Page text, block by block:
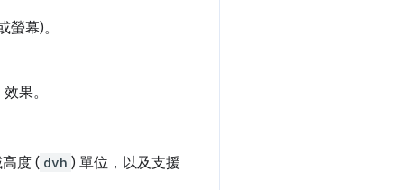
幕)。
果。
度 ( dvh ) 單位，以及支援